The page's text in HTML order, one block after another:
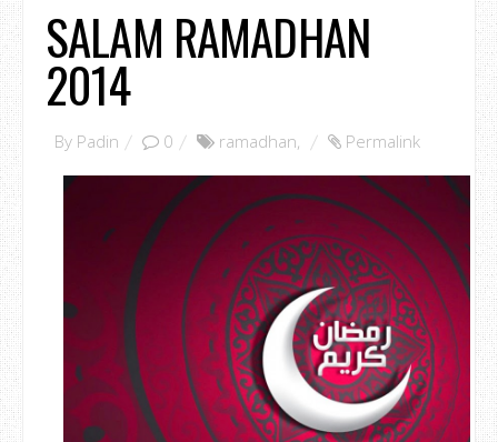
SALAM RAMADHAN
2014
By Padin 0 ramadhan, Permalink